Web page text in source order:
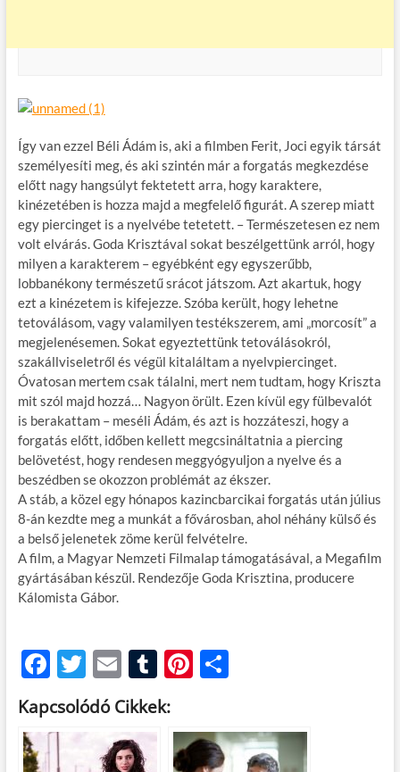
Így van ezzel Béli Ádám is, aki a filmben Ferit, Joci egyik társát
személyesíti meg, és aki szintén már a forgatás megkezdése
előtt nagy hangsúlyt fektetett arra, hogy karaktere,
kinézetében is hozza majd a megfelelő figurát. A szerep miatt
egy piercinget is a nyelvébe tetetett. – Természetesen ez nem
volt elvárás. Goda Krisztával sokat beszélgettünk arról, hogy
milyen a karakterem – egyébként egy egyszerűbb,
lobbanékony természetű srácot játszom. Azt akartuk, hogy
ezt a kinézetem is kifejezze. Szóba került, hogy lehetne
tetoválásom, vagy valamilyen testékszerem, ami „morcosít” a
megjelenésemen. Sokat egyeztettünk tetoválásokról,
szakállviseletről és végül kitaláltam a nyelvpiercinget.
Óvatosan mertem csak tálalni, mert nem tudtam, hogy Kriszta
mit szól majd hozzá… Nagyon örült. Ezen kívül egy fülbevalót
is berakattam – meséli Ádám, és azt is hozzáteszi, hogy a
forgatás előtt, időben kellett megcsináltatnia a piercing
belövetést, hogy rendesen meggyógyuljon a nyelve és a
beszédben se okozzon problémát az ékszer.
A stáb, a közel egy hónapos kazincbarcikai forgatás után július
8-án kezdte meg a munkát a fővárosban, ahol néhány külső és
a belső jelenetek zöme kerül felvételre.
A film, a Magyar Nemzeti Filmalap támogatásával, a Megafilm
gyártásában készül. Rendezője Goda Krisztina, producere
Kálomista Gábor.
F
ac
e
b
T
w
itt
er
E
m
ail
T
u
m
bl
Pi
es
O
m
Kapcsolódó Cikkek: